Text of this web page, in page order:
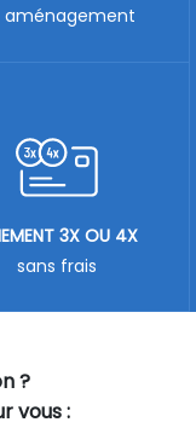
?
vous :
aménagement
3X OU 4X
sans frais